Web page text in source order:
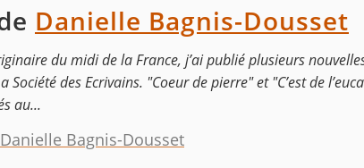
Danielle Bagnis-Dousset
du midi de la France, j’ai publié plusieurs
Société des Ecrivains. "Coeur de pierre" et "C’est de
au...
Bagnis-Dousset